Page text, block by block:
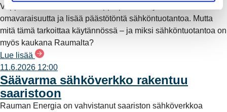
Vappuaattona toteutunut kauppa parantaa yhtiön
omavaraisuutta ja lisää päästötöntä sähköntuotantoa. Mutta
mitä tämä tarkoittaa käytännössä – ja miksi sähköntuotantoa on
myös kaukana Raumalta?
Lue lisää
11.6.2026 12:00
Säävarma sähköverkko rakentuu
saaristoon
Rauman Energia on vahvistanut saariston sähköverkkoa